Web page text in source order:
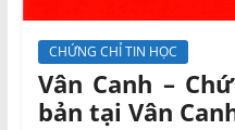
CHỨNG CHỈ TIN HỌC
Vân Canh –
bản tại Vân